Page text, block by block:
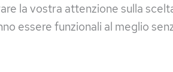
la vostra attenzione sulla
essere funzionali al meglio